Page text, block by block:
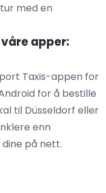
med en
apper:
Taxis-appen for
for å bestille
til Düsseldorf eller
enn
på nett.